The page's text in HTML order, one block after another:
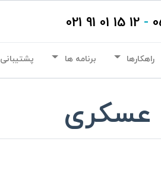
-
12 15 01 91 021
راهکارها برنامه ها پشتیبانی
عسکری